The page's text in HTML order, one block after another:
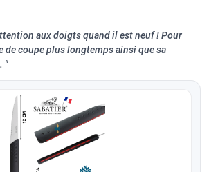
aux doigts quand il est neuf ! Pour
de coupe plus longtemps ainsi que sa